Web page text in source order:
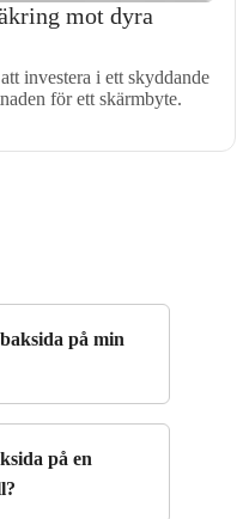
mot dyra
investera i ett skyddande
för ett skärmbyte.
på min
på en